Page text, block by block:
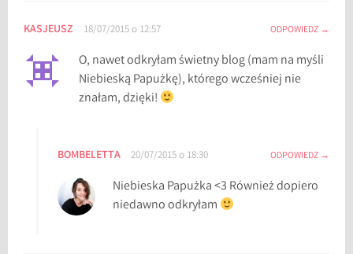
KASJEUSZ 18/07/2015 o 12:57 ODPOWIEDZ
O, nawet odkryłam świetny blog (mam na myśli
Niebieską Papużkę), którego wcześniej nie
znałam, dzięki!
BOMBELETTA 20/07/2015 o 18:30 ODPOWIEDZ
Niebieska Papużka <3 Również dopiero
niedawno odkryłam